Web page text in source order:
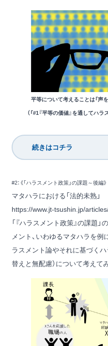
平等について考えることは「声
（「#1『平等の価値』を通してハ
続きはコチラ
#2：《「ハラスメント政策」の課題～後編》
マタハラにおける「法的未熟」
https://www.jt-tsushin.jp/
「『ハラスメント政策』の課題
メント、いわゆるマタハラを例
ラスメント論やそれに基づく
替えと無配慮）について考えて